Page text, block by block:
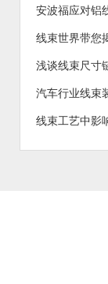
安波福应对铝
线束世界带您
浅谈线束尺寸
汽车行业线束
线束工艺中影